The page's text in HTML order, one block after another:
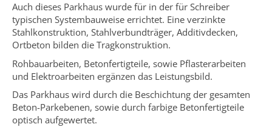
Auch dieses Parkhaus wurde für in der für Schreiber
typischen Systembauweise errichtet. Eine verzinkte
Stahlkonstruktion, Stahlverbundträger, Additivdecken,
Ortbeton bilden die Tragkonstruktion.
Rohbauarbeiten, Betonfertigteile, sowie Pflasterarbeiten
und Elektroarbeiten ergänzen das Leistungsbild.
Das Parkhaus wird durch die Beschichtung der gesamten
Beton-Parkebenen, sowie durch farbige Betonfertigteile
optisch aufgewertet.